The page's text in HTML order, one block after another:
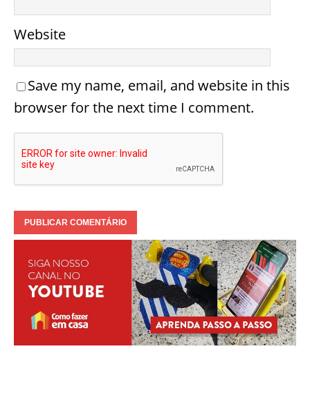
Website
Save my name, email, and website in this
browser for the next time I comment.